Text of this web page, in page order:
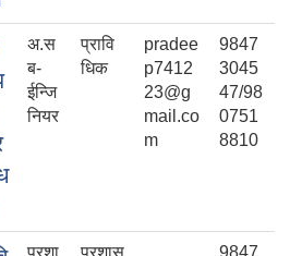
अ.स
ब-
ईन्जि
नियर
प्रावि
धिक
pradee
p7412
23@g
mail.co
m
9847
3045
47/98
0751
8810